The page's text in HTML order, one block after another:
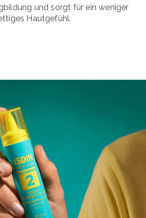
und sorgt für ein weniger
Hautgefühl.